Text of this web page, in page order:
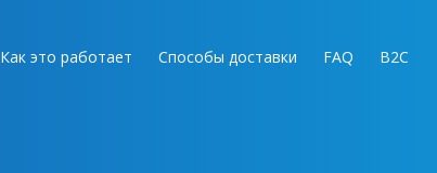
Как это работает Способы доставки FAQ B2C